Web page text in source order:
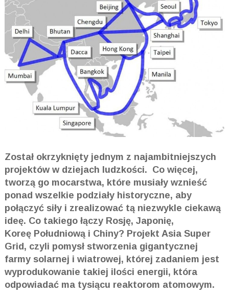
Został okrzyknięty jednym z najambitniejszych
projektów w dziejach ludzkości. Co więcej,
tworzą go mocarstwa, które musiały wznieść
ponad wszelkie podziały historyczne, aby
połączyć siły i zrealizować tą niezwykle ciekawą
ideę. Co takiego łączy Rosję, Japonię,
Koreę Południową i Chiny? Projekt Asia Super
Grid, czyli pomysł stworzenia gigantycznej
farmy solarnej i wiatrowej, której zadaniem jest
wyprodukowanie takiej ilości energii, która
odpowiadać ma tysiącu reaktorom atomowym.
F FILMY
G GALERIA
REGULAMIN
KONTAKT